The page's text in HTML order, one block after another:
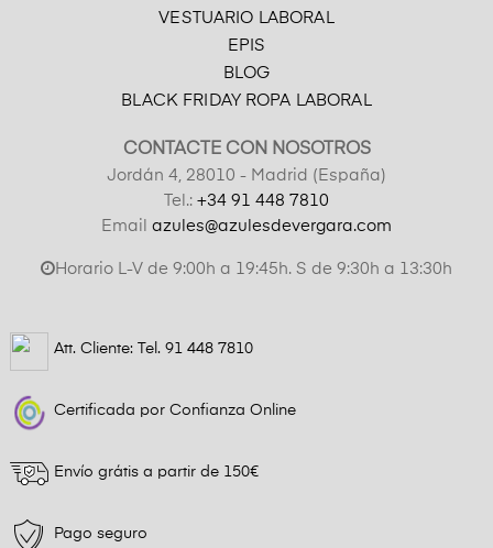
VESTUARIO LABORAL
EPIS
BLOG
BLACK FRIDAY ROPA LABORAL
CONTACTE CON NOSOTROS
Jordán 4, 28010 - Madrid (España)
Tel.: +34 91 448 7810
Email azules@azulesdevergara.com
Horario L-V de 9:00h a 19:45h. S de 9:30h a 13:30h
Att. Cliente: Tel. 91 448 7810
Certificada por Confianza Online
Envío grátis a partir de 150€
Pago seguro